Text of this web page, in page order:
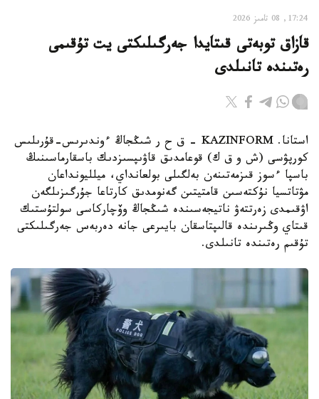
17:24, 08 تامىز 2026
قازاق توبەتى قىتايدا جەرگىلىكتى يت تۇقىمى
رەتىندە تانىلدى
استانا. KAZINFORM – ق ح ر شىڭجاڭ ءوندىرىس-قۇرىلىس
كورپۋسى (ش و ق ك) قوعامدىق قاۋىپسىزدىك باسقارماسىنىڭ
باسپا ءسوز قىزمەتىنەن بەلگىلى بولعانداي، ميلليونداعان
مۋتاتسيا نۇكتەسىن قامتيتىن گەنومدىق كارتاعا جۇرگىزىلگەن
اۋقىمدى زەرتتەۋ ناتيجەسىندە شىڭجاڭ وۆچاركاسى سولتۇستىك
قىتاي وڭىرىندە قالىپتاسقان بايىرعى جانە دەربەس جەرگىلىكتى
تۇقىم رەتىندە تانىلدى.